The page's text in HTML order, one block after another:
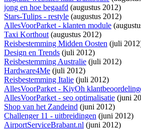
jong en hoe begaafd (augustus 2012)
Stars-Tulips - restyle (augustus 2012)
AllesVoorParket - klanten module
Taxi Korthout(augustus 2012)
Reisbestemming Midden Oosten (juli
Design en Trends (juli 2012)
Reisbestemming Australie (juli 2012)
Hardware4Me (juli 2012)
Reisbestemming Italie (juli 2012)
AllesVoorParket - KiyOh
AllesVoorParket - seo optimalisatie (juni
Shop van het Zandeind (juni 2012)
Challenger 11 - uitbreidingen (juni 2012)
AirportServiceBrabant.nl (juni 2012)